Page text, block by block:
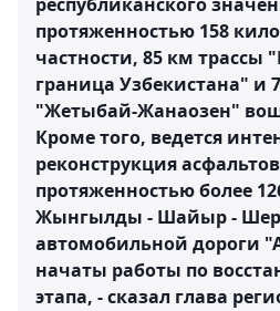
протяженностью 158
частности, 85 км трассы
граница Узбекистана" и
"Жетыбай-Жанаозен"
Кроме того, ведется
реконструкция
протяженностью более
Жынгылды - Шайыр -
автомобильной дороги
начаты работы по
этапа, - сказал глава